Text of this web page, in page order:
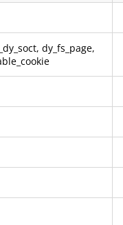
_dy_soct, dy_fs_page,